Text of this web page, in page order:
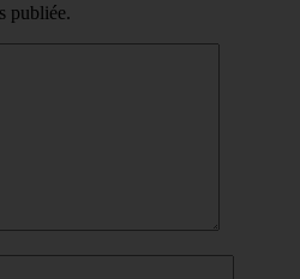
publiée.